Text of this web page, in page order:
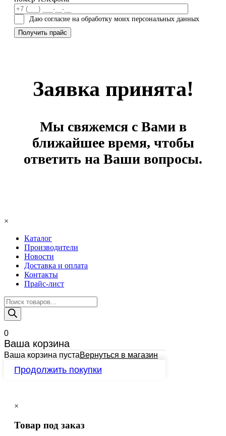
Даю согласие на обработку моих персональных данных
Заявка принята!
Мы свяжемся с Вами в
ближайшее время, чтобы
ответить на Ваши вопросы.
×
Каталог
Производители
Новости
Доставка и оплата
Контакты
Прайс-лист
Поиск
товаров
0
Ваша корзина
Ваша корзина пустаВернуться в магазин
Продолжить покупки
×
Товар под заказ